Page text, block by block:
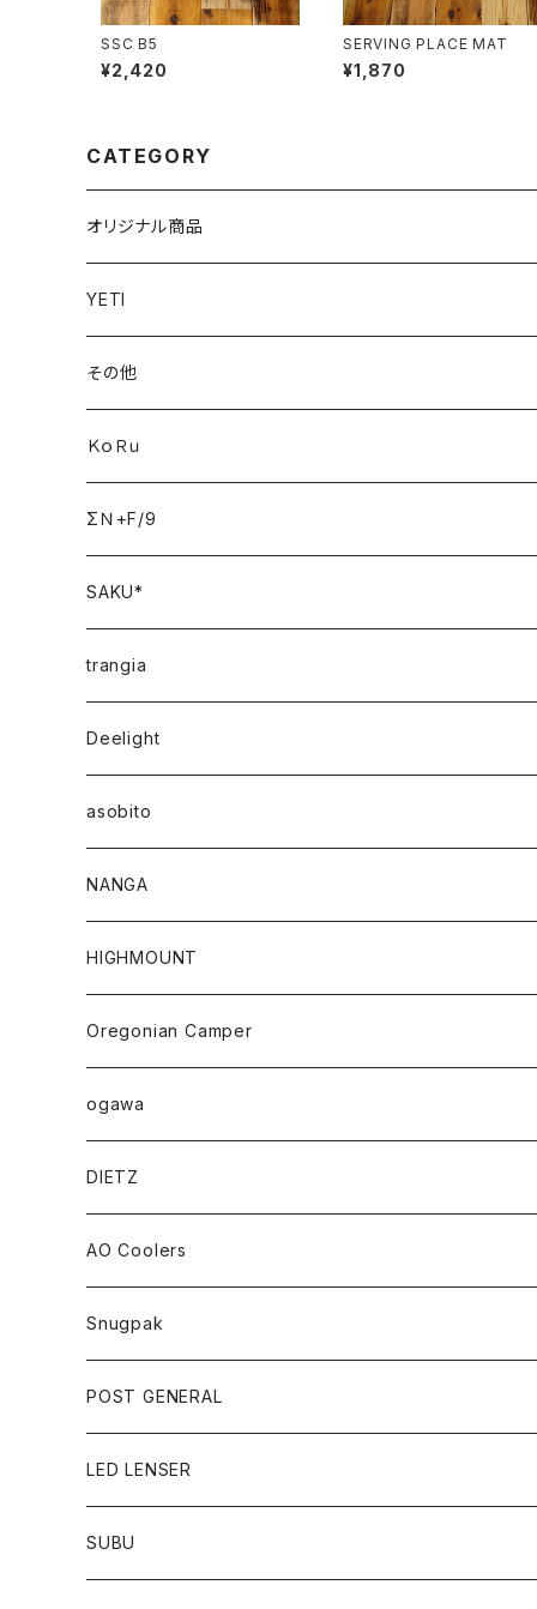
SSC B5
¥2,420
SERVING PLACE MAT
¥1,870
CATEGORY
オリジナル商品
YETI
その他
ＫｏＲｕ
ΣＮ+F/9
SAKU*
trangia
Deelight
asobito
NANGA
HIGHMOUNT
Oregonian Camper
ogawa
DIETZ
AO Coolers
Snugpak
POST GENERAL
LED LENSER
SUBU